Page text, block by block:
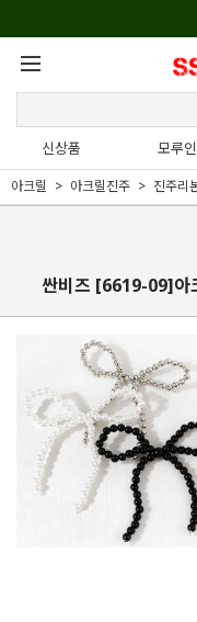
신상품 모루
아크릴 아크릴진주 진주리
싼비즈 [6619-09]